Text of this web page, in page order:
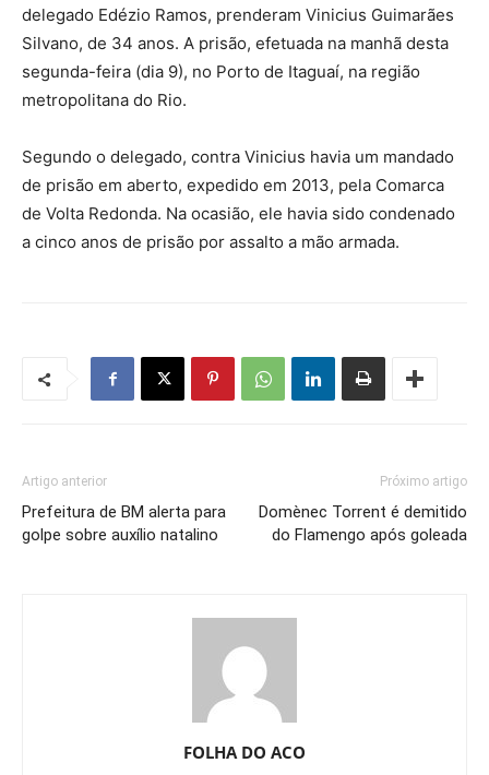
delegado Edézio Ramos, prenderam Vinicius Guimarães
Silvano, de 34 anos. A prisão, efetuada na manhã desta
segunda-feira (dia 9), no Porto de Itaguaí, na região
metropolitana do Rio.
Segundo o delegado, contra Vinicius havia um mandado
de prisão em aberto, expedido em 2013, pela Comarca
de Volta Redonda. Na ocasião, ele havia sido condenado
a cinco anos de prisão por assalto a mão armada.
Artigo anterior
Prefeitura de BM alerta para
golpe sobre auxílio natalino
Próximo artigo
Domènec Torrent é demitido
do Flamengo após goleada
FOLHA DO ACO